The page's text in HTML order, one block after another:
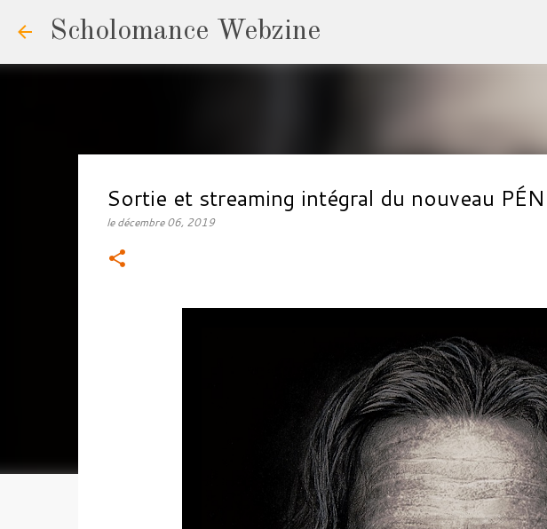
Scholomance Webzine
Sortie et streaming intégral du nouveau
ledécembre 06, 2019